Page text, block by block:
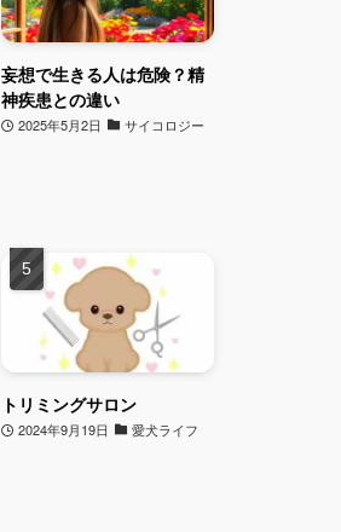
妄想で生きる人は危険？精
神疾患との違い
2025年5月2日 サイコロジー
トリミングサロン
2024年9月19日 愛犬ライフ